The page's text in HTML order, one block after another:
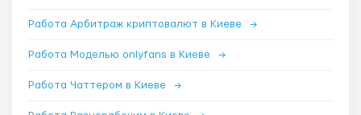
Работа Арбитраж криптовалют в Киеве →
Работа Моделью onlyfans в Киеве →
Работа Чаттером в Киеве →